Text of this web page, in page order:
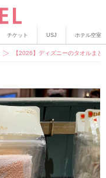
チケット USJ ホテル空室
【2026】ディズニーのタオルま